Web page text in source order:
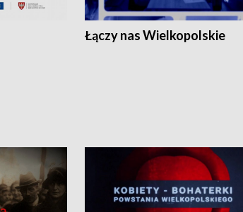
Łączy nas Wielkopolskie